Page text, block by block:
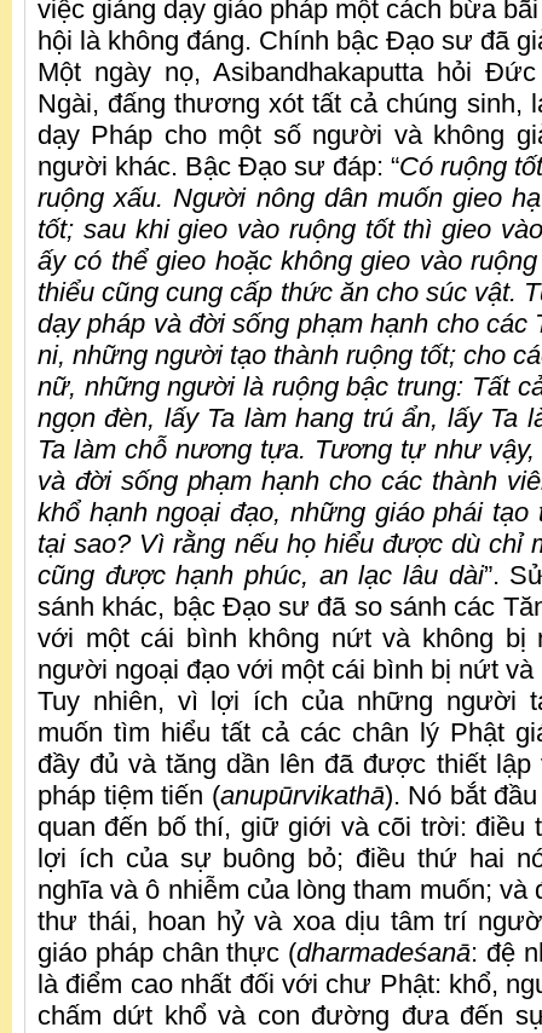
việc giảng dạy giáo pháp một cách bừa
hội là không đáng. Chính bậc Đạo sư đã
Một ngày nọ, Asibandhakaputta hỏi
Ngài, đấng thương xót tất cả chúng sinh,
dạy Pháp cho một số người và không
người khác. Bậc Đạo sư đáp: “Có ruộng
ruộng xấu. Người nông dân muốn gieo
tốt; sau khi gieo vào ruộng tốt thì gieo
ấy có thể gieo hoặc không gieo vào
thiểu cũng cung cấp thức ăn cho súc vật.
dạy pháp và đời sống phạm hạnh cho các
ni, những người tạo thành ruộng tốt; cho
nữ, những người là ruộng bậc trung: Tất
ngọn đèn, lấy Ta làm hang trú ẩn, lấy Ta
Ta làm chỗ nương tựa. Tương tự như vậy,
và đời sống phạm hạnh cho các thành
khổ hạnh ngoại đạo, những giáo phái tạo
tại sao? Vì rằng nếu họ hiểu được dù chỉ
cũng được hạnh phúc, an lạc lâu dài”.
sánh khác, bậc Đạo sư đã so sánh các
với một cái bình không nứt và không bị
người ngoại đạo với một cái bình bị nứt
Tuy nhiên, vì lợi ích của những người
muốn tìm hiểu tất cả các chân lý Phật
đầy đủ và tăng dần lên đã được thiết
pháp tiệm tiến (anupūrvikathā). Nó bắt
quan đến bố thí, giữ giới và cõi trời: điều
lợi ích của sự buông bỏ; điều thứ hai
nghĩa và ô nhiễm của lòng tham muốn; và
thư thái, hoan hỷ và xoa dịu tâm trí
giáo pháp chân thực (dharmadeśanā: đệ
là điểm cao nhất đối với chư Phật: khổ,
chấm dứt khổ và con đường đưa đến